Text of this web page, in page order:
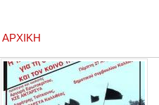
ΑΡΧΙΚΉ